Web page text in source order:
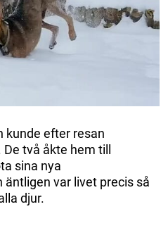
kunde efter resan
två åkte hem till
sina nya
var livet precis så
djur.